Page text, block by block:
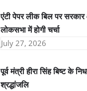
एंटी पेपर लीक बिल पर
लोकसभा में होगी चर्चा
July 27, 2026
पूर्व मंत्री हीरा सिंह बिष्ट के
श्रद्धांजलि